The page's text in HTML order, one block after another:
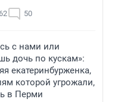
50
с нами или
дочь по кускам»:
екатеринбурженка,
которой угрожали,
в Перми